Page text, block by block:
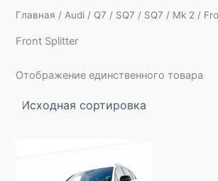
Главная /Audi / Q7 / SQ7 / SQ7 / Mk 2 /
Front Splitter
Отображение единственного товара